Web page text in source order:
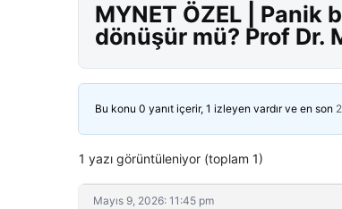
MYNET ÖZEL | Panik
dönüşür mü? Prof Dr.
Bu konu 0 yanıt içerir, 1 izleyen vardır ve en son
1 yazı görüntüleniyor (toplam 1)
Mayıs 9, 2026: 11:45 pm